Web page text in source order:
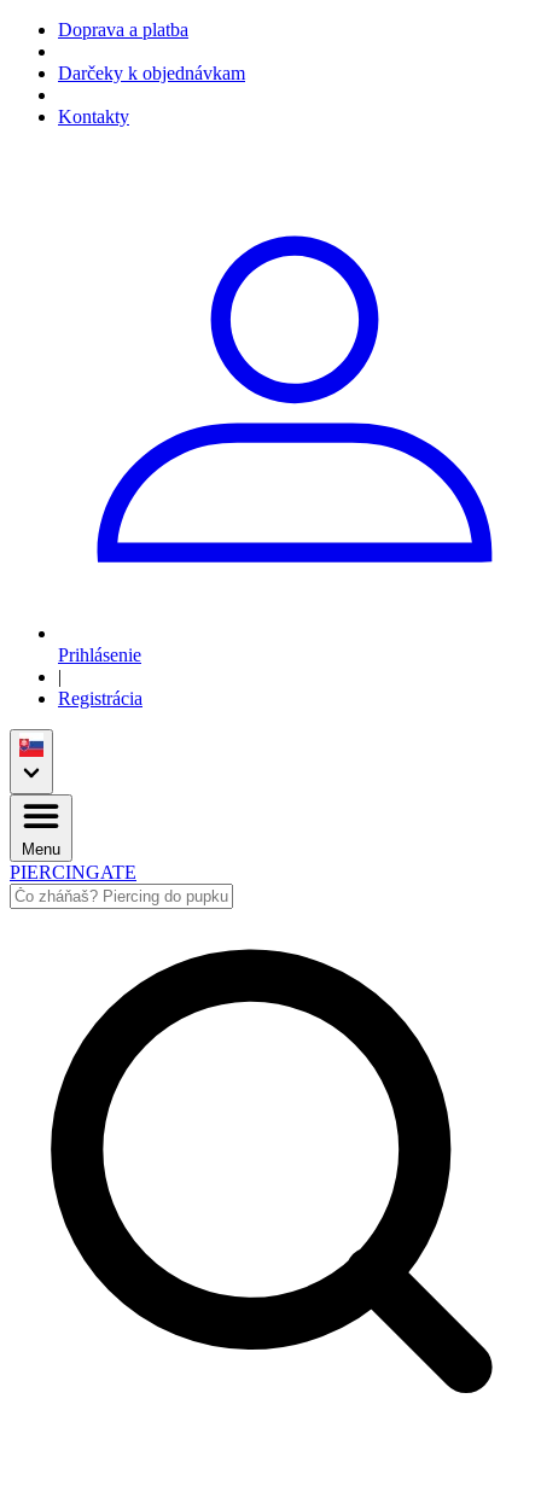
Doprava a platba
Darčeky k objednávkam
Kontakty
Prihlásenie
|
Registrácia
Menu
PIERCINGATE